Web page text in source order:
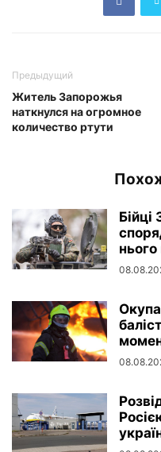
Предыдущий
Житель Запорожья
наткнулся на огромное
количество ртути